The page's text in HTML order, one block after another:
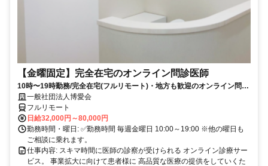
【金曜固定】完全在宅のオンライン問診医師
10時〜19時勤務/完全在宅(フルリモート)・地方も歓迎のオンライン問診
業務一般社団法人博愛会
フルリモート
日給32,000円～80,000円
勤務時間・曜日: ✅勤務時間 毎週金曜日 10:00～19:00 ※他の曜日も
ご相談に乗れます。
仕事内容: スキマ時間に医師の診察が受けられる オンライン診療サー
ビス。 事業拡大に向けて患者様に 高品質な医療の提供をしていくた